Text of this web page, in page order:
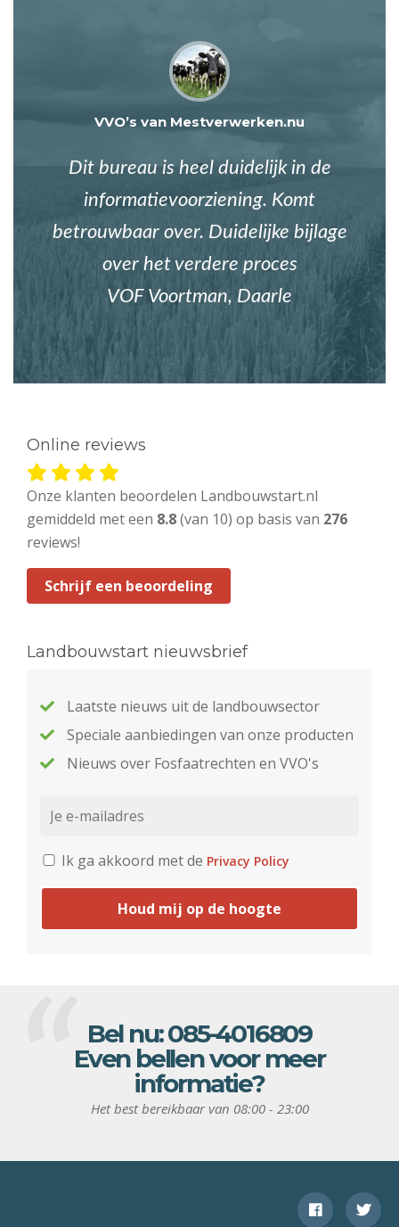
VVO’s van Mestverwerken.nu
Dit bureau is heel duidelijk in de
informatievoorziening. Komt
betrouwbaar over. Duidelijke bijlage
over het verdere proces
VOF Voortman, Daarle
Online reviews
Onze klanten beoordelen Landbouwstart.nl
gemiddeld met een 8.8(van 10) op basis van 276
reviews!
Schrijf een beoordeling
Landbouwstart nieuwsbrief
Laatste nieuws uit de landbouwsector
Speciale aanbiedingen van onze producten
Nieuws over Fosfaatrechten en VVO's
Ik ga akkoord met de Privacy Policy
Houd mij op de hoogte
Bel nu:085-4016809
Even bellen voor meer
informatie?
Het best bereikbaar van 08:00 - 23:00